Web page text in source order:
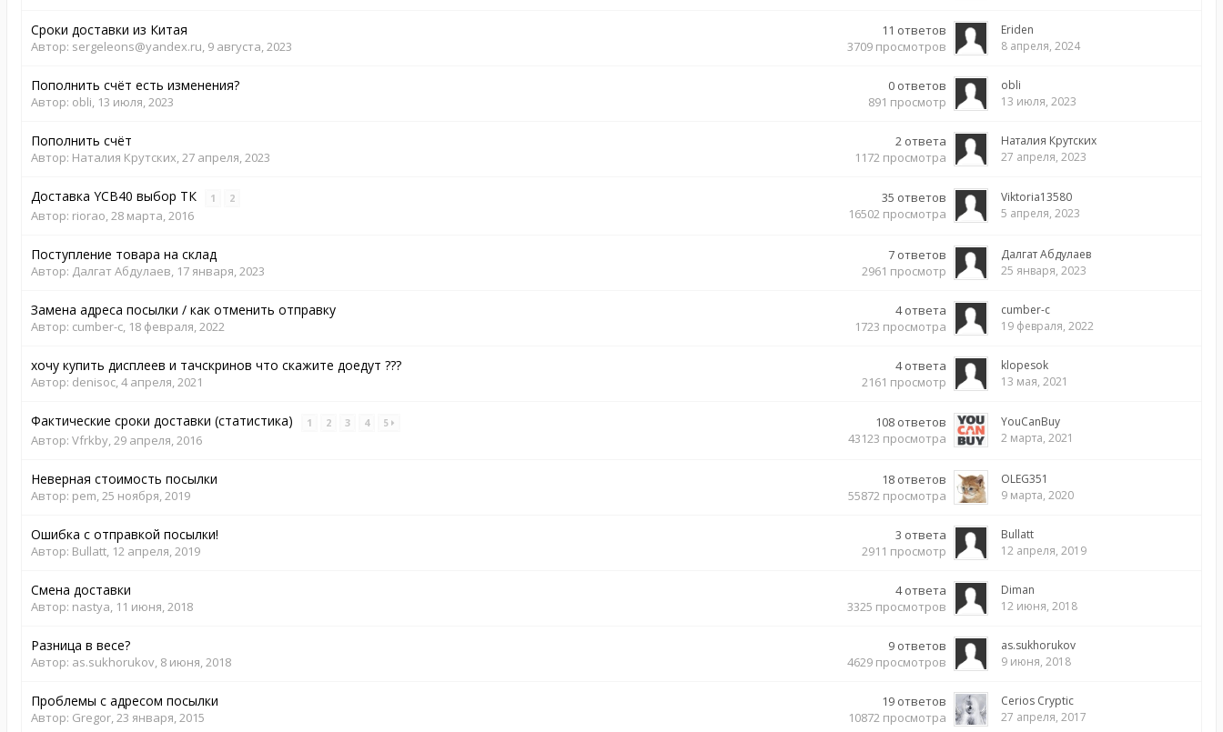
Сроки доставки из Китая
Автор: sergeleons@yandex.ru, 9 августа, 2023
11 ответов
3709 просмотров
Eriden
8 апреля, 2024
Пополнить счёт есть изменения?
Автор: obli, 13 июля, 2023
0 ответов
891 просмотр
obli
13 июля, 2023
Пополнить счёт
Автор: Наталия Крутских,27 апреля, 2023
2 ответа
1172 просмотра
Наталия Крутских
27 апреля, 2023
Доставка YCB40 выбор ТК 1 2
Автор: riorao,28 марта, 2016
35 ответов
16502 просмотра
Viktoria13580
5 апреля, 2023
Поступление товара на склад
Автор: Далгат Абдулаев, 17 января, 2023
7 ответов
2961 просмотр
Далгат Абдулаев
25 января, 2023
Замена адреса посылки / как отменить отправку
Автор: cumber-c, 18 февраля, 2022
4 ответа
1723 просмотра
cumber-c
19 февраля, 2022
хочу купить дисплеев и тачскринов что скажите доедут ???
Автор: denisoc,4 апреля, 2021
4 ответа
2161 просмотр
klopesok
13 мая, 2021
Фактические сроки доставки (статистика) 1 2 3 4 5
Автор: Vfrkby,29 апреля, 2016
108 ответов
43123 просмотра
YouCanBuy
2 марта, 2021
Неверная стоимость посылки
Автор: pem,25 ноября, 2019
18 ответов
55872 просмотра
OLEG351
9 марта, 2020
Ошибка с отправкой посылки!
Автор: Bullatt, 12 апреля, 2019
3 ответа
2911 просмотр
Bullatt
12 апреля, 2019
Смена доставки
Автор: nastya, 11 июня, 2018
4 ответа
3325 просмотров
Diman
12 июня, 2018
Разница в весе?
Автор: as.sukhorukov, 8 июня, 2018
9 ответов
4629 просмотров
as.sukhorukov
9 июня, 2018
Проблемы с адресом посылки
Автор: Gregor,23 января, 2015
19 ответов
10872 просмотра
Cerios Cryptic
27 апреля, 2017